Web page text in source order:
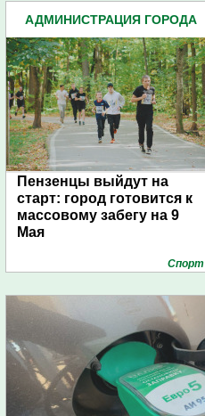
АДМИНИСТРАЦИЯ ГОРОДА
Пензенцы выйдут на
старт: город готовится к
массовому забегу на 9
Мая
Спорт